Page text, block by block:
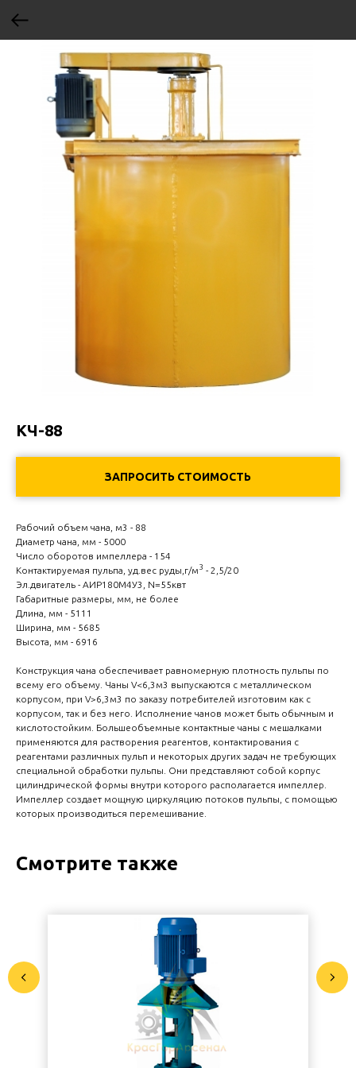
КЧ-88
ЗАПРОСИТЬ СТОИМОСТЬ
Рабочий объем чана, м3 - 88
Диаметр чана, мм - 5000
Число оборотов импеллера - 154
Контактируемая пульпа, уд.вес руды,г/м3 - 2,5/20
Эл.двигатель - АИР180M4У3, N=55квт
Габаритные размеры, мм, не более
Длина, мм - 5111
Ширина, мм - 5685
Высота, мм - 6916
Конструкция чана обеспечивает равномерную плотность пульпы по
всему его объему. Чаны V<6,3м3 выпускаются с металлическом
корпусом, при V>6,3м3 по заказу потребителей изготовим как с
корпусом, так и без него. Исполнение чанов может быть обычным и
кислотостойким. Большеобъемные контактные чаны с мешалками
применяются для растворения реагентов, контактирования с
реагентами различных пульп и некоторых других задач не требующих
специальной обработки пульпы. Они представляют собой корпус
цилиндрической формы внутри которого располагается импеллер.
Импеллер создает мощную циркуляцию потоков пульпы, с помощью
которых производиться перемешивание.
Смотрите также